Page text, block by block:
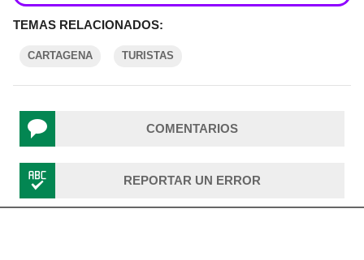
TEMAS RELACIONADOS:
CARTAGENA TURISTAS
COMENTARIOS
REPORTAR UN ERROR